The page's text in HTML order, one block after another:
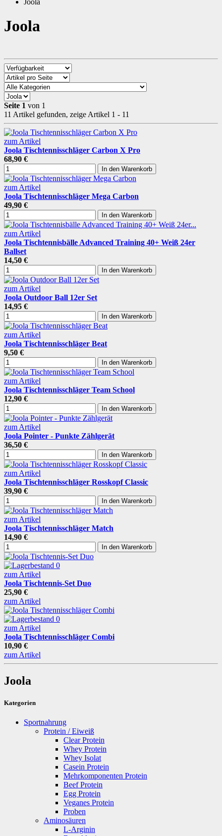
Joola
Seite 1 von 1
11 Artikel gefunden, zeige Artikel 1 - 11
zum Artikel
Joola Tischtennisschläger Carbon X Pro
68,90 €
In den Warenkorb
zum Artikel
Joola Tischtennisschläger Mega Carbon
49,90 €
In den Warenkorb
zum Artikel
Joola Tischtennisbälle Advanced Training 40+ Weiß 24er
Ballset
14,50 €
In den Warenkorb
zum Artikel
Joola Outdoor Ball 12er Set
14,95 €
In den Warenkorb
zum Artikel
Joola Tischtennisschläger Beat
9,50 €
In den Warenkorb
zum Artikel
Joola Tischtennisschläger Team School
12,90 €
In den Warenkorb
zum Artikel
Joola Pointer - Punkte Zählgerät
36,50 €
In den Warenkorb
zum Artikel
Joola Tischtennisschläger Rosskopf Classic
39,90 €
In den Warenkorb
zum Artikel
Joola Tischtennisschläger Match
14,90 €
In den Warenkorb
zum Artikel
Joola Tischtennis-Set Duo
25,90 €
zum Artikel
zum Artikel
Joola Tischtennisschläger Combi
10,90 €
zum Artikel
Joola
Kategorien
Sportnahrung
Protein / Eiweiß
Clear Protein
Whey Protein
Whey Isolat
Casein Protein
Mehrkomponenten Protein
Beef Protein
Egg Protein
Veganes Protein
Proben
Aminosäuren
L-Arginin